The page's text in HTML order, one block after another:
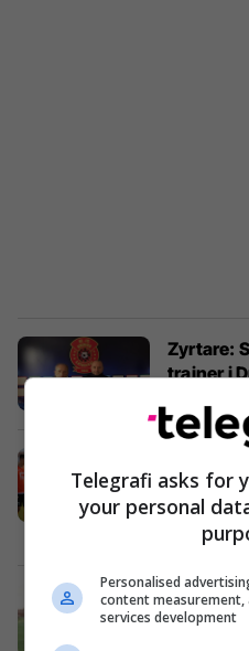
Zyrtare:
trajner i
Ballkani
do ta
pajtova
Superliga
Ballkani
Sejdiun,
Telegrafi asks for
your personal
Personalised
content measurement,
services development